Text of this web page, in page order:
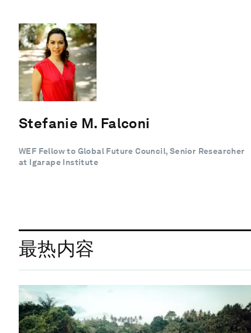
Stefanie M. Falconi
WEF Fellow to Global Future Council, Senior Researcher
at Igarape Institute
最热内容